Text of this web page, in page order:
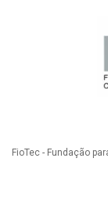
FioTec - Fundação